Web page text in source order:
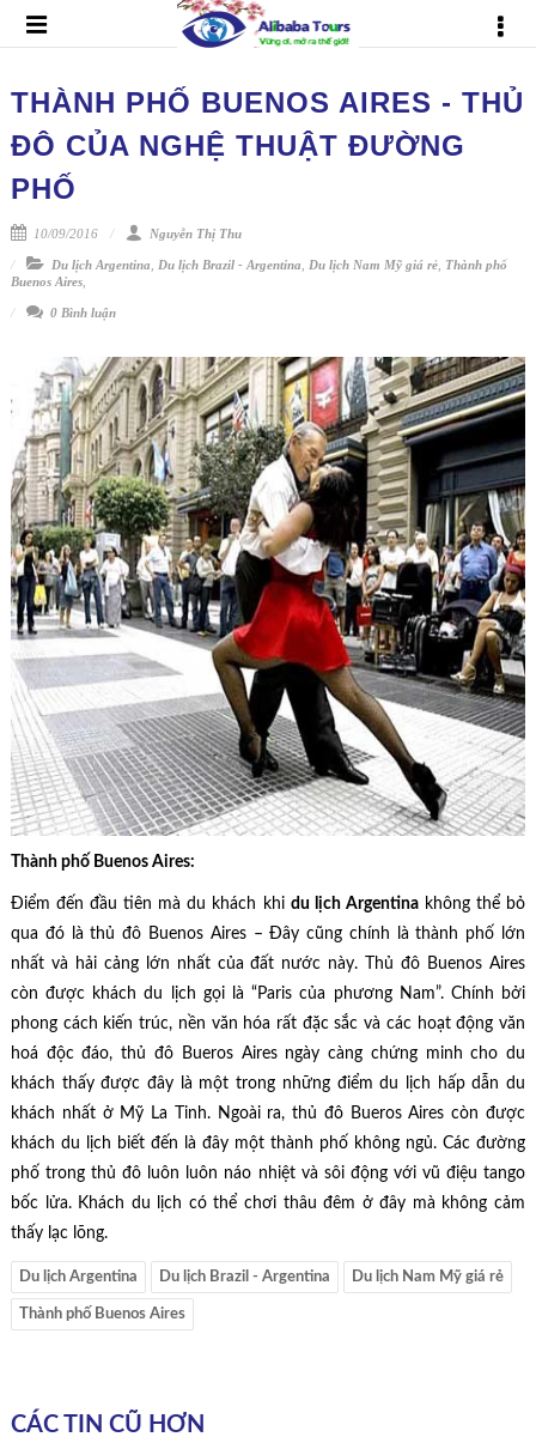
THÀNH PHỐ BUENOS AIRES - THỦ
ĐÔ CỦA NGHỆ THUẬT ĐƯỜNG
PHỐ
10/09/2016 Nguyễn Thị Thu
Du lịch Argentina Du lịch Brazil - Argentina Du lịch Nam Mỹ giá rẻ, Thành phố
Buenos Aires,
0 Bình luận
Thành phố Buenos Aires:
Điểm đến đầu tiên mà du khách khi du lịch Argentinakhông thể bỏ
qua đó là thủ đô Buenos Aires – Đây cũng chính là thành phố lớn
nhất và hải cảng lớn nhất của đất nước này. Thủ đô Buenos Aires
còn được khách du lịch gọi là “Paris của phương Nam”. Chính bởi
phong cách kiến trúc, nền văn hóa rất đặc sắc và các hoạt động văn
hoá độc đáo, thủ đô Bueros Aires ngày càng chứng minh cho du
khách thấy được đây là một trong những điểm du lịch hấp dẫn du
khách nhất ở Mỹ La Tinh. Ngoài ra, thủ đô Bueros Aires còn được
khách du lịch biết đến là đây một thành phố không ngủ. Các đường
phố trong thủ đô luôn luôn náo nhiệt và sôi động với vũ điệu tango
bốc lửa. Khách du lịch có thể chơi thâu đêm ở đây mà không cảm
thấy lạc lõng.
Du lịch Argentina Du lịch Brazil - Argentina Du lịch Nam Mỹ giá rẻ
Thành phố Buenos Aires
CÁC TIN CŨ HƠN